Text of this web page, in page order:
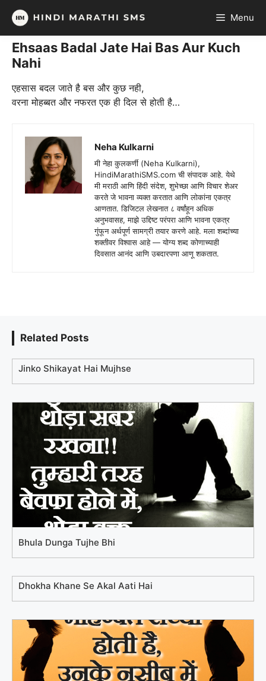
Skip
content
Menu
Ehsaas Badal Jate Hai Bas Aur Kuch
Nahi
एहसास बदल जाते है बस और कुछ नही,
वरना मोहब्बत और नफरत एक ही दिल से होती है…
Neha Kulkarni
मी नेहा कुलकर्णी (Neha Kulkarni),
HindiMarathiSMS.com ची संपादक आहे. येथे
मी मराठी आणि हिंदी संदेश, शुभेच्छा आणि विचार शेअर
करते जे भावना व्यक्त करतात आणि लोकांना एकत्र
आणतात. डिजिटल लेखनात ८ वर्षांहून अधिक
अनुभवासह, माझे उद्दिष्ट परंपरा आणि भावना एकत्र
गुंफून अर्थपूर्ण सामग्री तयार करणे आहे. मला शब्दांच्या
शक्तीवर विश्वास आहे — योग्य शब्द कोणाच्याही
दिवसात आनंद आणि उबदारपणा आणू शकतात.
Related Posts
Jinko Shikayat Hai Mujhse
Bhula Dunga Tujhe Bhi
Dhokha Khane Se Akal Aati Hai